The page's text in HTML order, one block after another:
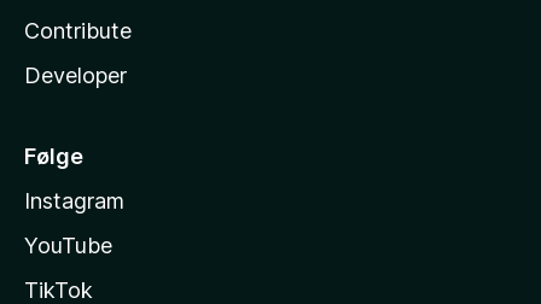
Contribute
Developer
Følge
Instagram
YouTube
TikTok